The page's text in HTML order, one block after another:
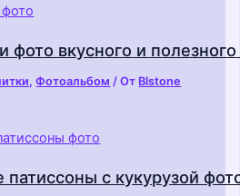
фото вкусного и полезного
,Фотоальбом / От Blstone
с кукурузой